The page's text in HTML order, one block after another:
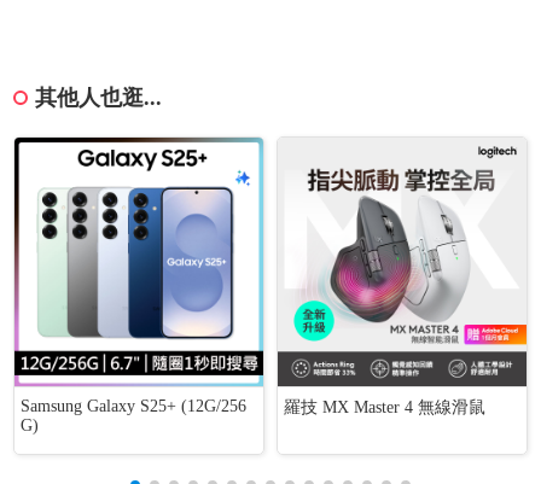
其他人也逛...
Samsung Galaxy S25+ (12G/256
G)
羅技 MX Master 4 無線滑鼠